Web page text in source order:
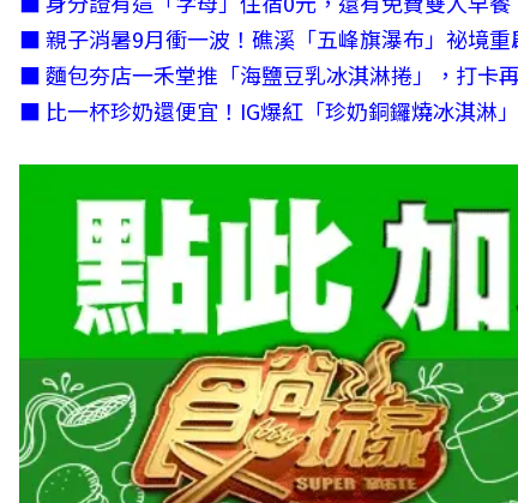
■親子消暑9月衝一波！礁溪「五峰旗瀑布」祕境
■麵包夯店一禾堂推「海鹽豆乳冰淇淋捲」，打卡
■ 比一杯珍奶還便宜！IG爆紅「珍奶銅鑼燒冰淇淋